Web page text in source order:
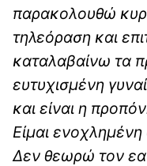
παρακολουθώ
τηλεόραση και
καταλαβαίνω τα
ευτυχισμένη
και είναι η
Είμαι
Δεν θεωρώ τον